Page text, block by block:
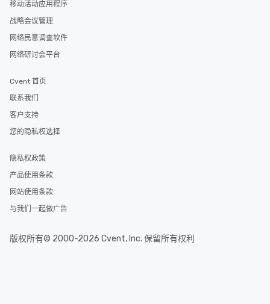
移动活动应用程序
战略会议管理
网络民意调查软件
网络研讨会平台
Cvent 首页
联系我们
客户支持
您的隐私权选择
隐私权政策
产品使用条款
网站使用条款
与我们一起做广告
版权所有© 2000-2026 Cvent, Inc. 保留所有权利